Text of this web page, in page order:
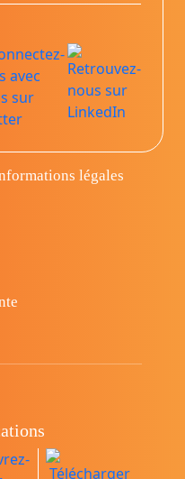
légales